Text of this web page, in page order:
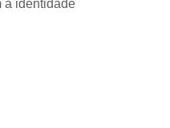
a identidade